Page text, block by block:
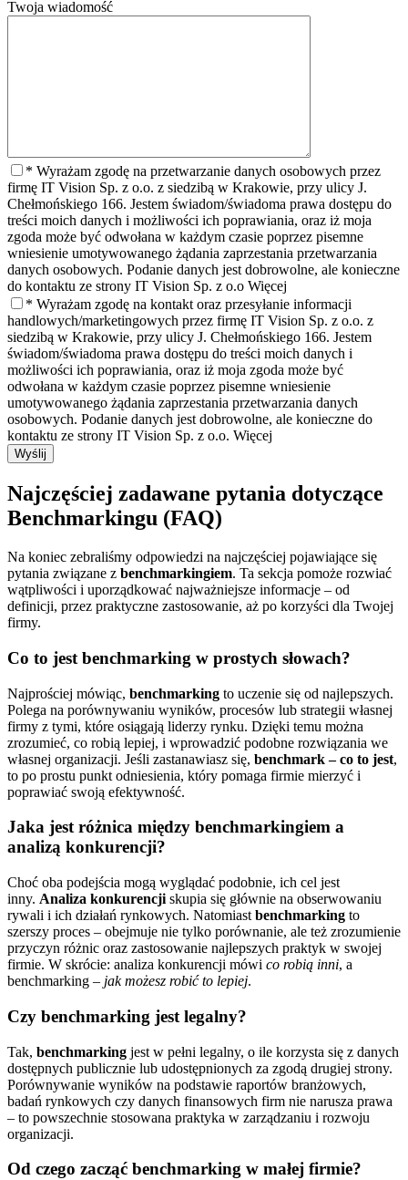
Twoja wiadomość
* Wyrażam zgodę na przetwarzanie danych osobowych przez
firmę IT Vision Sp. z o.o. z siedzibą w Krakowie, przy ulicy J.
Chełmońskiego 166. Jestem świadom/świadoma prawa dostępu do
treści moich danych i możliwości ich poprawiania, oraz iż moja
zgoda może być odwołana w każdym czasie poprzez pisemne
wniesienie umotywowanego żądania zaprzestania przetwarzania
danych osobowych. Podanie danych jest dobrowolne, ale konieczne
do kontaktu ze strony IT Vision Sp. z o.o Więcej
* Wyrażam zgodę na kontakt oraz przesyłanie informacji
handlowych/marketingowych przez firmę IT Vision Sp. z o.o. z
siedzibą w Krakowie, przy ulicy J. Chełmońskiego 166. Jestem
świadom/świadoma prawa dostępu do treści moich danych i
możliwości ich poprawiania, oraz iż moja zgoda może być
odwołana w każdym czasie poprzez pisemne wniesienie
umotywowanego żądania zaprzestania przetwarzania danych
osobowych. Podanie danych jest dobrowolne, ale konieczne do
kontaktu ze strony IT Vision Sp. z o.o. Więcej
Wyślij
Najczęściej zadawane pytania dotyczące
Benchmarkingu (FAQ)
Na koniec zebraliśmy odpowiedzi na najczęściej pojawiające się
pytania związane z benchmarkingiem. Ta sekcja pomoże rozwiać
wątpliwości i uporządkować najważniejsze informacje – od
definicji, przez praktyczne zastosowanie, aż po korzyści dla Twojej
firmy.
Co to jest benchmarking w prostych słowach?
Najprościej mówiąc, benchmarking to uczenie się od najlepszych.
Polega na porównywaniu wyników, procesów lub strategii własnej
firmy z tymi, które osiągają liderzy rynku. Dzięki temu można
zrozumieć, co robią lepiej, i wprowadzić podobne rozwiązania we
własnej organizacji. Jeśli zastanawiasz się, benchmark – co to jest,
to po prostu punkt odniesienia, który pomaga firmie mierzyć i
poprawiać swoją efektywność.
Jaka jest różnica między benchmarkingiem a
analizą konkurencji?
Choć oba podejścia mogą wyglądać podobnie, ich cel jest
inny. Analiza konkurencji skupia się głównie na obserwowaniu
rywali i ich działań rynkowych. Natomiast benchmarking to
szerszy proces – obejmuje nie tylko porównanie, ale też zrozumienie
przyczyn różnic oraz zastosowanie najlepszych praktyk w swojej
firmie. W skrócie: analiza konkurencji mówi co robią inni, a
benchmarking – jak możesz robić to lepiej.
Czy benchmarking jest legalny?
Tak, benchmarking jest w pełni legalny, o ile korzysta się z danych
dostępnych publicznie lub udostępnionych za zgodą drugiej strony.
Porównywanie wyników na podstawie raportów branżowych,
badań rynkowych czy danych finansowych firm nie narusza prawa
– to powszechnie stosowana praktyka w zarządzaniu i rozwoju
organizacji.
Od czego zacząć benchmarking w małej firmie?